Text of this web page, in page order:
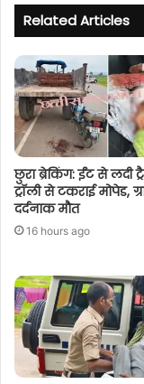
Related Articles
छुरा ब्रेकिंग: ईंट से लदी
ट्रॉली से टकराई मोपेड,
दर्दनाक मौत
16 hours ago